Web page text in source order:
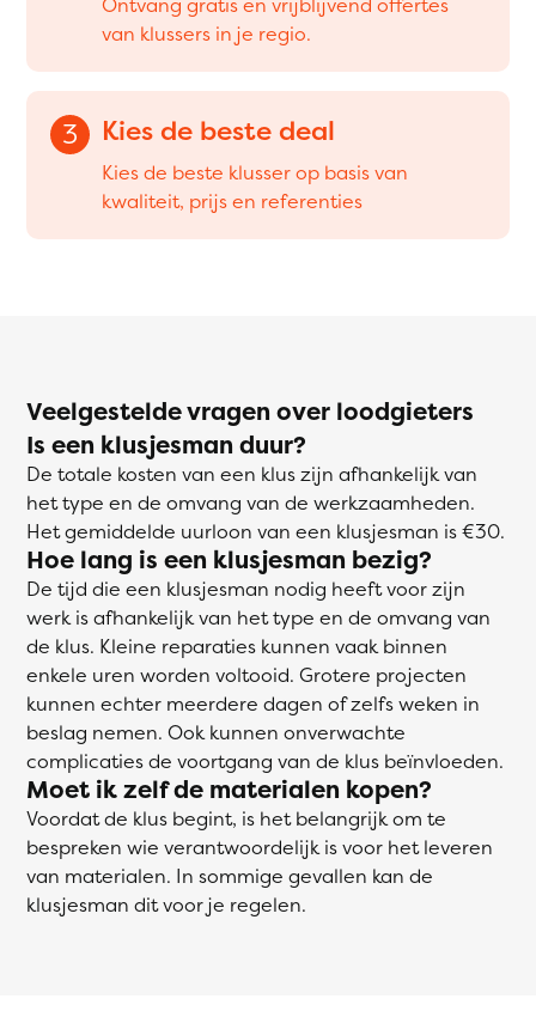
van klussers in je regio.
3 Kies de beste deal
Kies de beste klusser op basis van
kwaliteit, prijs en referenties
Veelgestelde vragen over loodgieters
Is een klusjesman duur?
De totale kosten van een klus zijn afhankelijk van
het type en de omvang van de werkzaamheden.
Het gemiddelde uurloon van een klusjesman is €30.
Hoe lang is een klusjesman bezig?
De tijd die een klusjesman nodig heeft voor zijn
werk is afhankelijk van het type en de omvang van
de klus. Kleine reparaties kunnen vaak binnen
enkele uren worden voltooid. Grotere projecten
kunnen echter meerdere dagen of zelfs weken in
beslag nemen. Ook kunnen onverwachte
complicaties de voortgang van de klus beïnvloeden.
Moet ik zelf de materialen kopen?
Voordat de klus begint, is het belangrijk om te
bespreken wie verantwoordelijk is voor het leveren
van materialen. In sommige gevallen kan de
klusjesman dit voor je regelen.